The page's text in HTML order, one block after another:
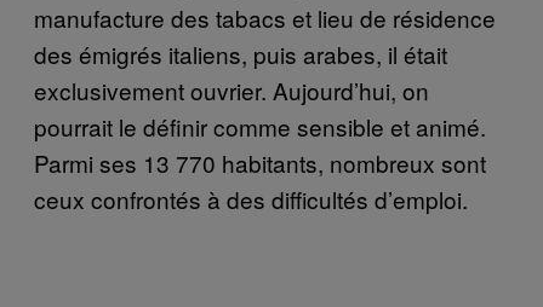
manufacture des tabacs et lieu de résidence
des émigrés italiens, puis arabes, il était
exclusivement ouvrier. Aujourd’hui, on
pourrait le définir comme sensible et animé.
Parmi ses 13 770 habitants, nombreux sont
ceux confrontés à des difficultés d’emploi.